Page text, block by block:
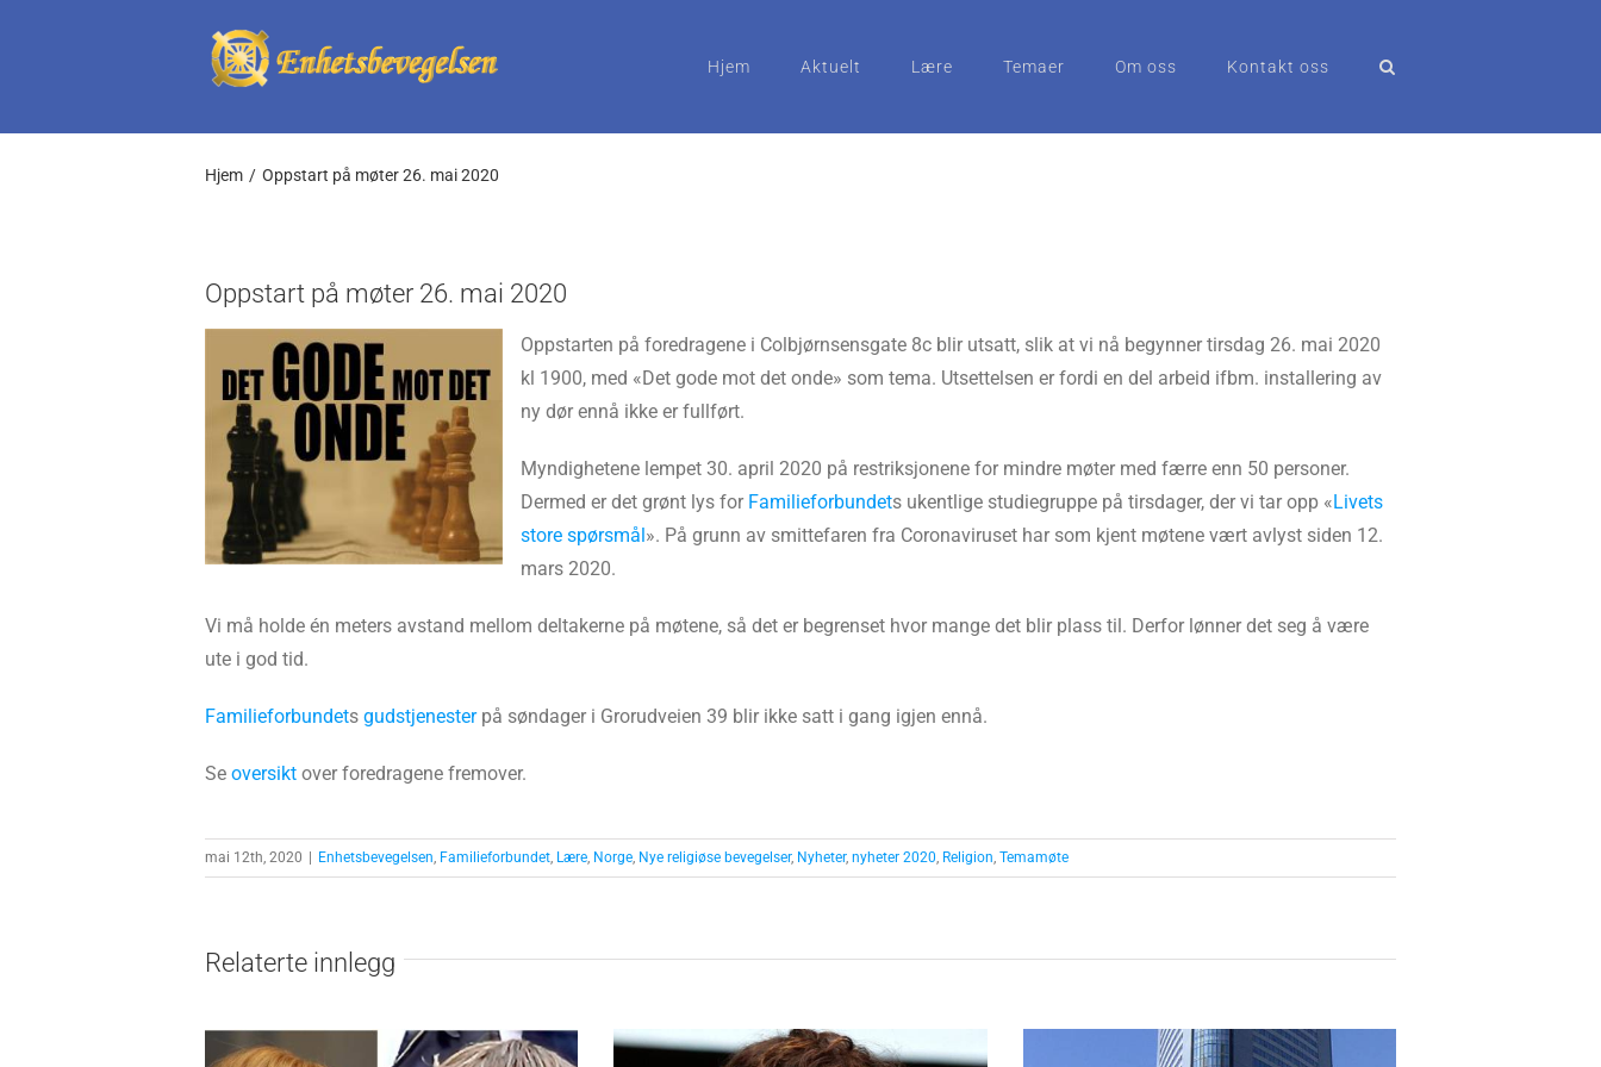
Hjem Aktuelt Lære Temaer Om oss Kontakt oss
Hjem Oppstart på møter 26. mai 2020
Oppstart på møter 26. mai 2020
Oppstarten på foredragene i Colbjørnsensgate 8c blir utsatt, slik at vi nå begynner tirsdag 26. mai 2020
kl 1900, med «Det gode mot det onde» som tema. Utsettelsen er fordi en del arbeid ifbm. installering av
ny dør ennå ikke er fullført.
Myndighetene lempet 30. april 2020 på restriksjonene for mindre møter med færre enn 50 personer.
Dermed er det grønt lys for Familieforbundets ukentlige studiegruppe på tirsdager, der vi tar opp «Livets
store spørsmål». På grunn av smittefaren fra Coronaviruset har som kjent møtene vært avlyst siden 12.
mars 2020.
Vi må holde én meters avstand mellom deltakerne på møtene, så det er begrenset hvor mange det blir plass til. Derfor lønner det seg å være
ute i god tid.
Familieforbundets gudstjenesterpå søndager i Grorudveien 39 blir ikke satt i gang igjen ennå.
Se oversikt over foredragene fremover.
mai 12th, 2020 | Enhetsbevegelsen Familieforbundet Lære Norge Nye religiøse bevegelser, Nyheter, nyheter 2020 Religion Temamøte
Relaterte innlegg